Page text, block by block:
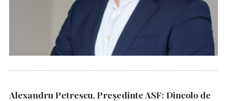
Alexandru Petrescu, Președinte ASF: Dincolo de